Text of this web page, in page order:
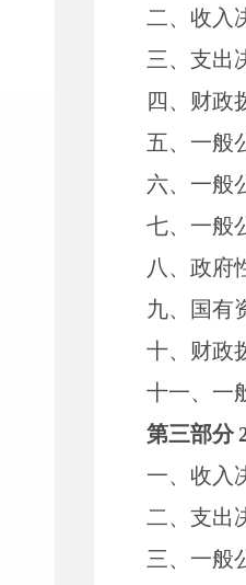
二、收入
三、支出
四、财政
五、一般
六、一般
七、 一般
八 、政府
九、国有
十、 财政
十一、一
第三部分
一、收入
二、支出
三、一般